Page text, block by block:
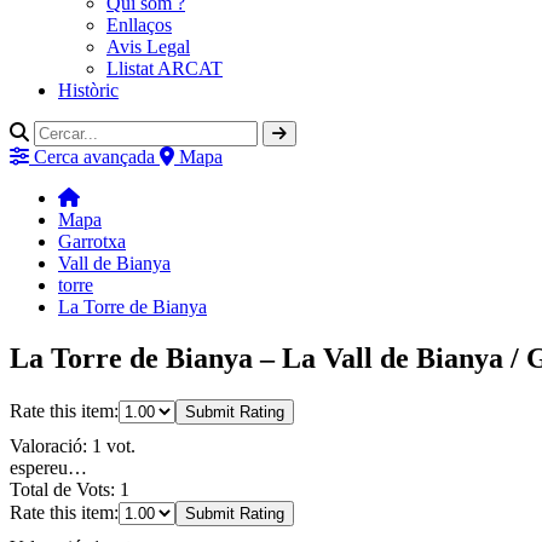
Enllaços
Avis Legal
Llistat ARCAT
Històric
Cerca avançada Mapa
Mapa
Garrotxa
Vall de Bianya
torre
La Torre de Bianya
La Torre de Bianya – La Vall de Bianya /
Rate this item: Submit Rating
Valoració: 1 vot.
espereu…
Total de Vots: 1
Rate this item:
Submit Rating